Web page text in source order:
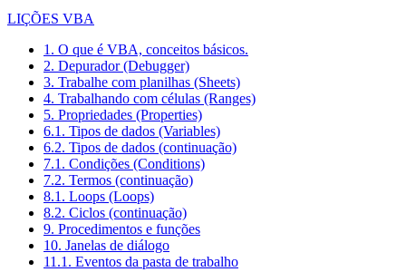
LIÇÕES VBA
1. O que é VBA, conceitos básicos.
2. Depurador (Debugger)
3. Trabalhe com planilhas (Sheets)
4. Trabalhando com células (Ranges)
5. Propriedades (Properties)
6.1. Tipos de dados (Variables)
6.2. Tipos de dados (continuação)
7.1. Condições (Conditions)
7.2. Termos (continuação)
8.1. Loops (Loops)
8.2. Ciclos (continuação)
9. Procedimentos e funções
10. Janelas de diálogo
11.1. Eventos da pasta de trabalho